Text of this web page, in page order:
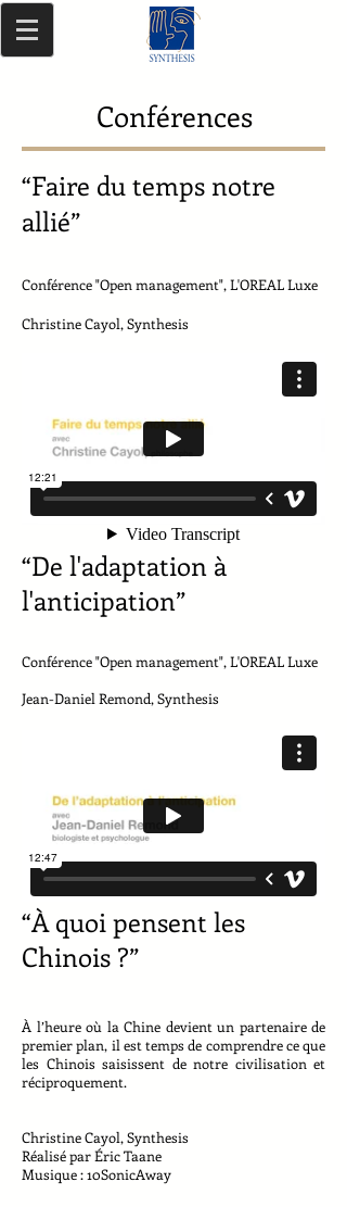
Conférences
“Faire du temps notre
allié”
Conférence "Open management", L'OREAL Luxe
Christine Cayol, Synthesis
“De l'adaptation à
l'anticipation”
Conférence "Open management", L'OREAL Luxe
Jean-Daniel Remond, Synthesis
“À quoi pensent les
Chinois ?”
À l’heure où la Chine devient un partenaire de
premier plan, il est temps de comprendre ce que
les Chinois saisissent de notre civilisation et
réciproquement.
Christine Cayol, Synthesis
Réalisé par Éric Taane
Musique : 10SonicAway